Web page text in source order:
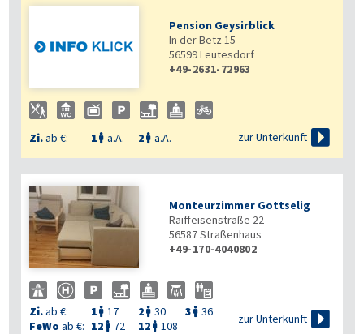
Pension Geysirblick
In der Betz 15
56599Leutesdorf
+49-2631-72963
Zi.ab €: 1  a.A. 2  a.A. zur Unterkunft 
Monteurzimmer Gottselig
Raiffeisenstraße 22
56587Straßenhaus
+49-170-4040802
Zi.ab €: 1  17 2  30 3  36
FeWo ab €: 12  72 12  108
zur Unterkunft 